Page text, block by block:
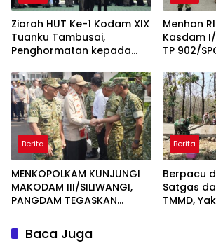
Ziarah HUT Ke-1 Kodam XIX
Tuanku Tambusai,
Penghormatan kepada
Khidmat
Menhan
Kasdam
TP 902/
Berita
MENKOPOLKAM KUNJUNGI
MAKODAM III/SILIWANGI,
PANGDAM TEGASKAN
MENJAGA STABILITAS
NASIONAL
Berita
Berpacu
Satgas
TMMD,
Baca Juga